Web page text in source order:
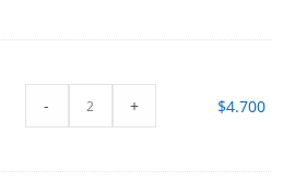
- + $4.700